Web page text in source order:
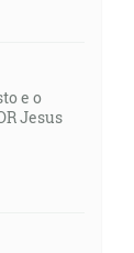
e o
Jesus